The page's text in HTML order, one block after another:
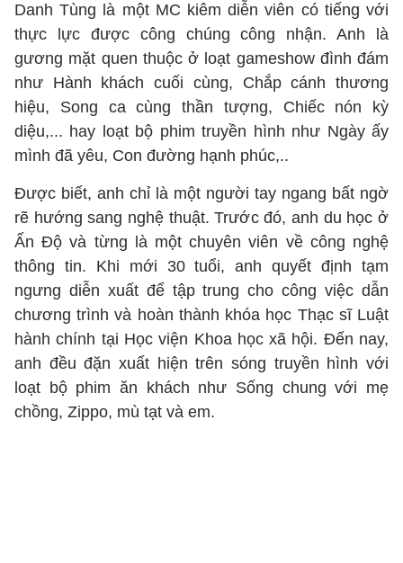
Danh Tùng là một MC kiêm diễn viên có tiếng với
thực lực được công chúng công nhận. Anh là
gương mặt quen thuộc ở loạt gameshow đình đám
như Hành khách cuối cùng, Chắp cánh thương
hiệu, Song ca cùng thần tượng, Chiếc nón kỳ
diệu,... hay loạt bộ phim truyền hình như Ngày ấy
mình đã yêu, Con đường hạnh phúc,..
Được biết, anh chỉ là một người tay ngang bất ngờ
rẽ hướng sang nghệ thuật. Trước đó, anh du học ở
Ấn Độ và từng là một chuyên viên về công nghệ
thông tin. Khi mới 30 tuổi, anh quyết định tạm
ngưng diễn xuất để tập trung cho công việc dẫn
chương trình và hoàn thành khóa học Thạc sĩ Luật
hành chính tại Học viện Khoa học xã hội. Đến nay,
anh đều đặn xuất hiện trên sóng truyền hình với
loạt bộ phim ăn khách như Sống chung với mẹ
chồng, Zippo, mù tạt và em.